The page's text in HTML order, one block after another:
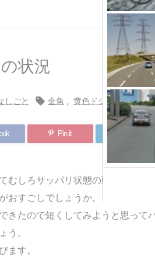
状況
しごと  金魚 , 黄色ドジョウ
Pin it
むしろサッパリ状態の頭のけーす
おすごしでしょうか。
きたので短くしてみようと思って
う。
ます。